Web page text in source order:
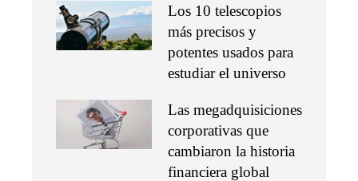
Los 10 telescopios
más precisos y
potentes usados para
estudiar el universo
Las megadquisiciones
corporativas que
cambiaron la historia
financiera global